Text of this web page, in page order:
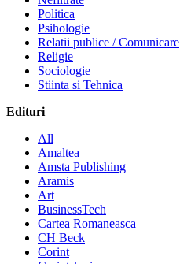
Politica
Psihologie
Relatii publice / Comunicare
Religie
Sociologie
Stiinta si Tehnica
Edituri
All
Amaltea
Amsta Publishing
Aramis
Art
BusinessTech
Cartea Romaneasca
CH Beck
Corint